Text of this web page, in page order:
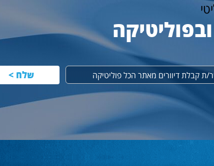
קבלת דיוורים מאתר הכל פוליטיקה